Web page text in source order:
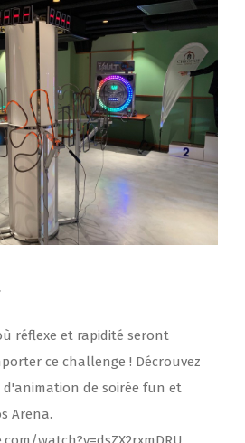
un
équipement
audiovisuel
neuf
ou
usagé ?
réflexe et rapidité seront
ce challenge ! Décrouvez
de soirée fun et
Arena.